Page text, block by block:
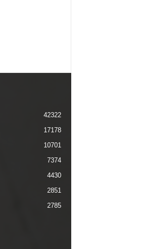
42322
17178
10701
7374
4430
2851
2785